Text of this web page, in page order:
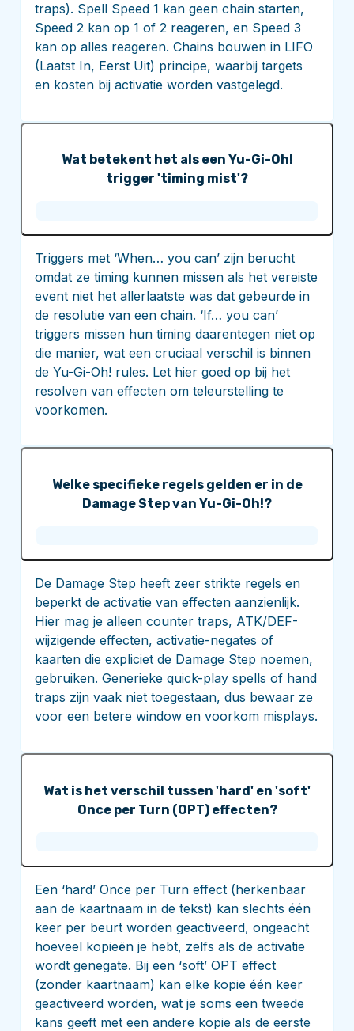
traps). Spell Speed 1 kan geen chain starten,
Speed 2 kan op 1 of 2 reageren, en Speed 3
kan op alles reageren. Chains bouwen in LIFO
(Laatst In, Eerst Uit) principe, waarbij targets
en kosten bij activatie worden vastgelegd.
Wat betekent het als een Yu-Gi-Oh!
trigger 'timing mist'?
Triggers met ‘When… you can’ zijn berucht
omdat ze timing kunnen missen als het vereiste
event niet het allerlaatste was dat gebeurde in
de resolutie van een chain. ‘If… you can’
triggers missen hun timing daarentegen niet op
die manier, wat een cruciaal verschil is binnen
de Yu-Gi-Oh! rules. Let hier goed op bij het
resolven van effecten om teleurstelling te
voorkomen.
Welke specifieke regels gelden er in de
Damage Step van Yu-Gi-Oh!?
De Damage Step heeft zeer strikte regels en
beperkt de activatie van effecten aanzienlijk.
Hier mag je alleen counter traps, ATK/DEF-
wijzigende effecten, activatie-negates of
kaarten die expliciet de Damage Step noemen,
gebruiken. Generieke quick-play spells of hand
traps zijn vaak niet toegestaan, dus bewaar ze
voor een betere window en voorkom misplays.
Wat is het verschil tussen 'hard' en 'soft'
Once per Turn (OPT) effecten?
Een ‘hard’ Once per Turn effect (herkenbaar
aan de kaartnaam in de tekst) kan slechts één
keer per beurt worden geactiveerd, ongeacht
hoeveel kopieën je hebt, zelfs als de activatie
wordt genegate. Bij een ‘soft’ OPT effect
(zonder kaartnaam) kan elke kopie één keer
geactiveerd worden, wat je soms een tweede
kans geeft met een andere kopie als de eerste